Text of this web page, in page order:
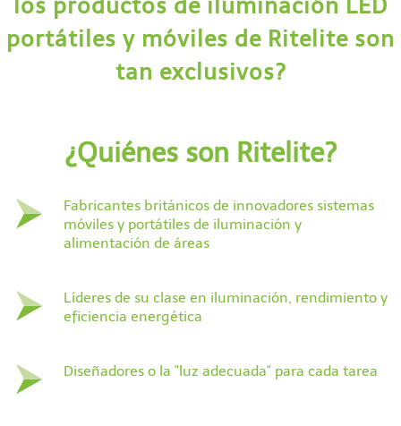
los productos de iluminación LED
portátiles y móviles de Ritelite son
tan exclusivos?
¿Quiénes son Ritelite?
Fabricantes británicos de innovadores sistemas
móviles y portátiles de iluminación y
alimentación de áreas
Líderes de su clase en iluminación, rendimiento y
eficiencia energética
Diseñadores o la "luz adecuada" para cada tarea